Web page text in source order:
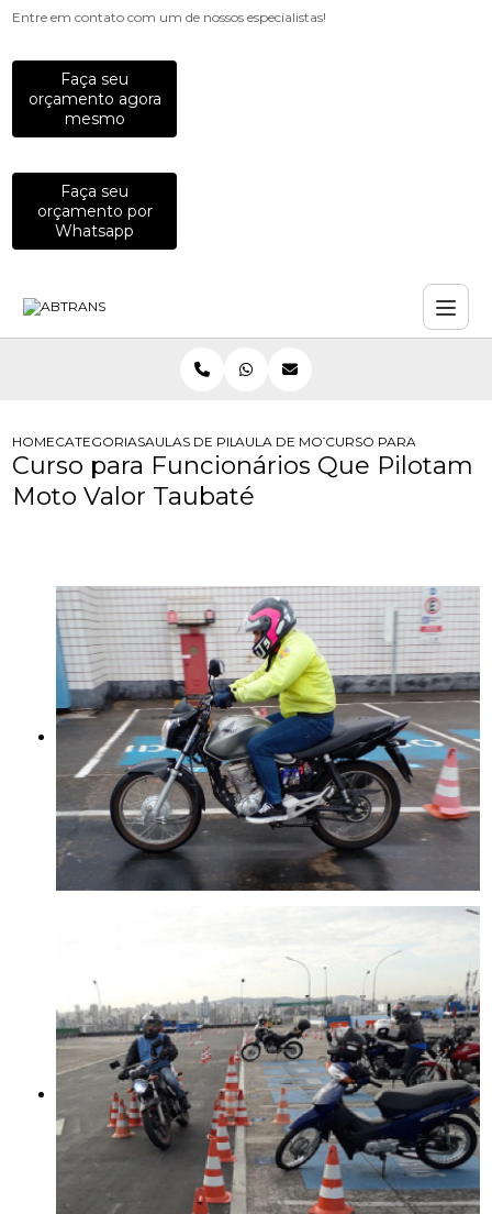
Entre em contato com um de nossos especialistas!
Faça seu
orçamento agora
mesmo
Faça seu
orçamento por
Whatsapp
HOMECATEGORIASAULAS DE PILOTAGEM PARA EMPRESAS
AULA DE MOTO PARA
CURSO PARA
Curso para Funcionários Que Pilotam
Moto Valor Taubaté